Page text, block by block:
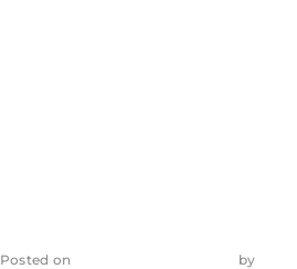
Posted on by